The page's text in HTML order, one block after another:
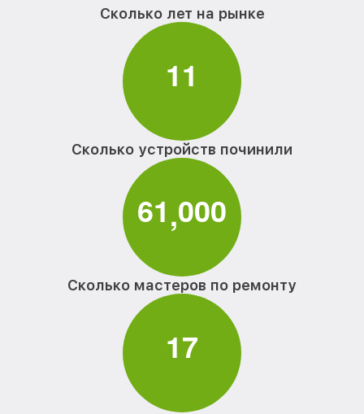
Сколько лет на рынке
11
Сколько устройств починили
61,000
Сколько мастеров по ремонту
17